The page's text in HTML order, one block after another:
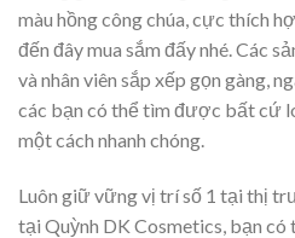
màu hồng công chúa, cực thích
đến đây mua sắm đấy nhé. Các
và nhân viên sắp xếp gọn gàng,
các bạn có thể tìm được bất cứ
một cách nhanh chóng.
Luôn giữ vững vị trí số 1 tại thị
tại Quỳnh DK Cosmetics, bạn